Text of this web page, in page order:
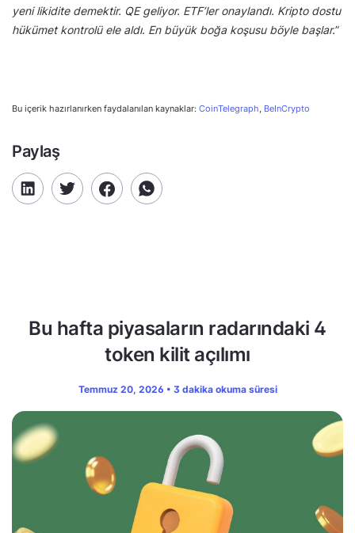
yeni likidite demektir. QE geliyor. ETF’ler onaylandı. Kripto dostu
hükümet kontrolü ele aldı. En büyük boğa koşusu böyle başlar.”
Bu içerik hazırlanırken faydalanılan kaynaklar: CoinTelegraph, BeInCrypto
Paylaş
Bu hafta piyasaların radarındaki 4
token kilit açılımı
Temmuz 20, 2026 • 3 dakika okuma süresi